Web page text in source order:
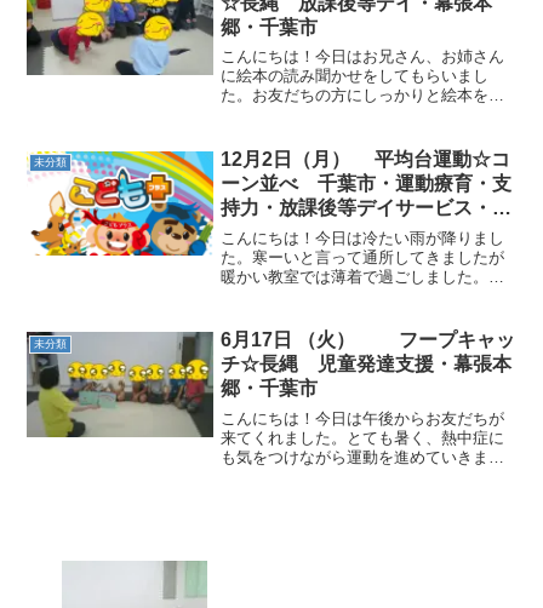
郷・千葉市
こんにちは！今日はお兄さん、お姉さん
に絵本の読み聞かせをしてもらいまし
た。お友だちの方にしっかりと絵本を向
ープ内でバランスポーズをすると「なん
かアルファベットみたい！...
未分類
12月2日（月） 平均台運動☆コ
ーン並べ 千葉市・運動療育・支
持力・放課後等デイサービス・児
童発達支援
こんにちは！今日は冷たい雨が降りまし
た。寒ーいと言って通所してきましたが
暖かい教室では薄着で過ごしました。動
友だちが決めてくれました。やる気満々
です。一本橋遊び☆クマ歩...
未分類
6月17日 （火） フープキャッ
チ☆長縄 児童発達支援・幕張本
郷・千葉市
こんにちは！今日は午後からお友だちが
来てくれました。とても暑く、熱中症に
も気をつけながら運動を進めていきまし